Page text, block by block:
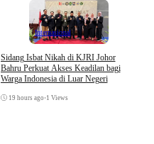
Internasional
Sidang Isbat Nikah di KJRI Johor
Bahru Perkuat Akses Keadilan bagi
Warga Indonesia di Luar Negeri
19 hours ago •1 Views